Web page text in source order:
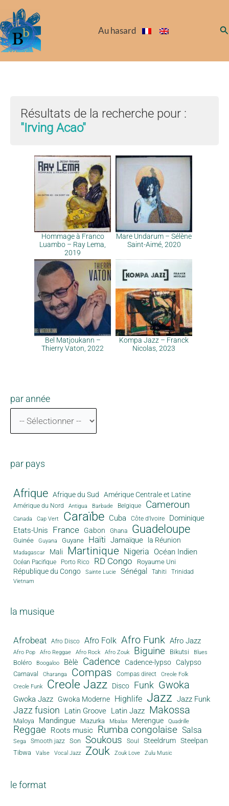
au
contenu
Au hasard
Résultats de la recherche pour :
"Irving Acao"
Hommage à Franco
Luambo – Ray Lema,
2019
Mare Undarum – Sélène
Saint-Aimé, 2020
Bel Matjoukann –
Thierry Vaton, 2022
Kompa Jazz – Franck
Nicolas, 2023
par année
par pays
Afrique Afrique du Sud Amérique Centrale et Latine
Amérique du Nord Antigua Barbade Belgique Cameroun
Canada Cap Vert Caraïbe Cuba Côte d'Ivoire
Dominique
Etats-Unis
France Gabon Ghana Guadeloupe
Guinée Guyana Guyane Haïti Jamaïque la Réunion
Madagascar Mali Martinique Nigeria Océan Indien
Océan Pacifique Porto Rico RD Congo Royaume Uni
République du Congo Sainte Lucie Sénégal Tahiti Trinidad
Vietnam
la musique
Afrobeat Afro Disco Afro Folk Afro Funk Afro Jazz
Afro Pop Afro Reggae Afro Rock Afro Zouk Biguine Bikutsi Blues
Boléro Boogaloo Bèlè Cadence Cadence-lypso Calypso
Carnaval Charanga Compas Compas direct
Creole Folk
Creole Funk
Creole Jazz Disco Funk Gwoka
Gwoka Jazz Gwoka Moderne Highlife Jazz Jazz Funk
Jazz fusion Latin Groove Latin Jazz Makossa
Maloya Mandingue Mazurka Mbalax Merengue Quadrille
Reggae Roots music Rumba congolaise Salsa
Sega Smooth jazz Son Soukous Soul Steeldrum Steelpan
Tibwa Valse Vocal Jazz Zouk Zouk Love Zulu Music
le format